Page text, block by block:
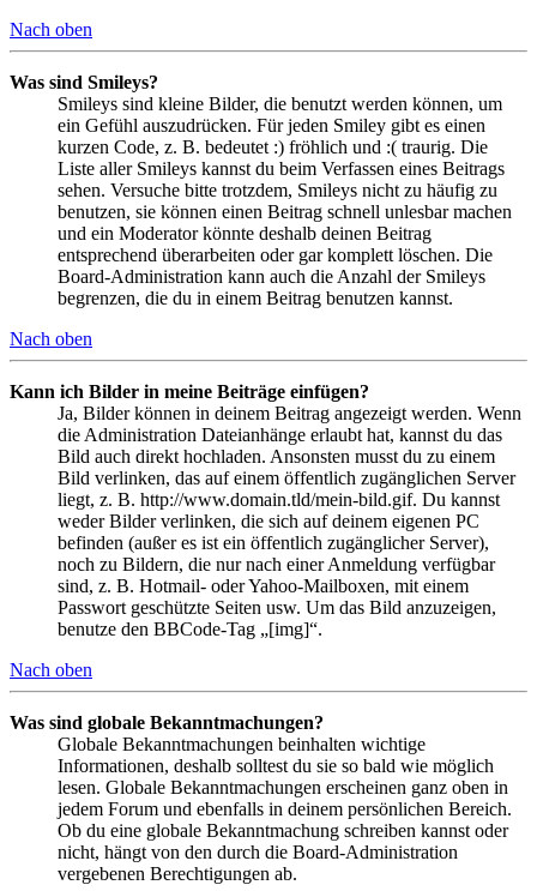
Nach oben
Was sind Smileys?
Smileys sind kleine Bilder, die benutzt werden können, um
ein Gefühl auszudrücken. Für jeden Smiley gibt es einen
kurzen Code, z. B. bedeutet :) fröhlich und :( traurig. Die
Liste aller Smileys kannst du beim Verfassen eines Beitrags
sehen. Versuche bitte trotzdem, Smileys nicht zu häufig zu
benutzen, sie können einen Beitrag schnell unlesbar machen
und ein Moderator könnte deshalb deinen Beitrag
entsprechend überarbeiten oder gar komplett löschen. Die
Board-Administration kann auch die Anzahl der Smileys
begrenzen, die du in einem Beitrag benutzen kannst.
Nach oben
Kann ich Bilder in meine Beiträge einfügen?
Ja, Bilder können in deinem Beitrag angezeigt werden. Wenn
die Administration Dateianhänge erlaubt hat, kannst du das
Bild auch direkt hochladen. Ansonsten musst du zu einem
Bild verlinken, das auf einem öffentlich zugänglichen Server
liegt, z. B. http://www.domain.tld/mein-bild.gif. Du kannst
weder Bilder verlinken, die sich auf deinem eigenen PC
befinden (außer es ist ein öffentlich zugänglicher Server),
noch zu Bildern, die nur nach einer Anmeldung verfügbar
sind, z. B. Hotmail- oder Yahoo-Mailboxen, mit einem
Passwort geschützte Seiten usw. Um das Bild anzuzeigen,
benutze den BBCode-Tag „[img]“.
Nach oben
Was sind globale Bekanntmachungen?
Globale Bekanntmachungen beinhalten wichtige
Informationen, deshalb solltest du sie so bald wie möglich
lesen. Globale Bekanntmachungen erscheinen ganz oben in
jedem Forum und ebenfalls in deinem persönlichen Bereich.
Ob du eine globale Bekanntmachung schreiben kannst oder
nicht, hängt von den durch die Board-Administration
vergebenen Berechtigungen ab.